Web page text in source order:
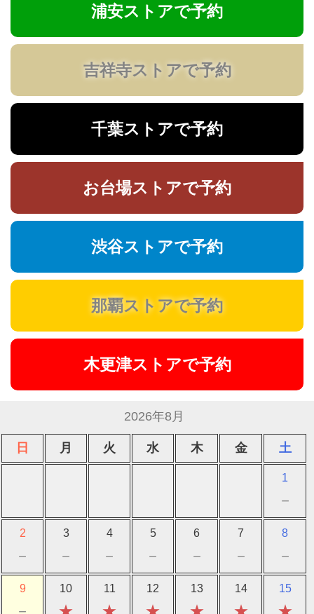
浦安ストアで予約
吉祥寺ストアで予約
千葉ストアで予約
お台場ストアで予約
渋谷ストアで予約
那覇ストアで予約
木更津ストアで予約
2026年8月
日 月 火 水 木 金 土
1
－
2
－
3
－
4
－
5
－
6
－
7
－
8
－
9 10 11 12 13 14 15